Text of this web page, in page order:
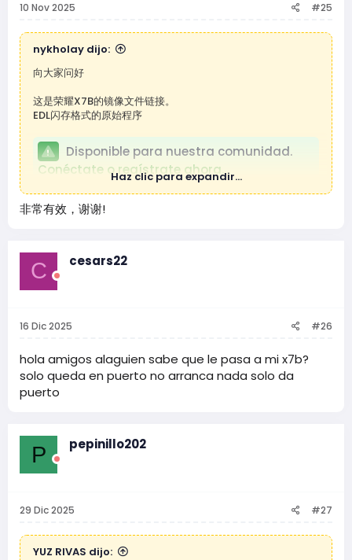
10 Nov 2025 #25
nykholay dijo:
向大家问好
这是荣耀X7B的镜像文件链接。
EDL闪存格式的原始程序
Disponible para nuestra comunidad.
Conéctate o regístrate ahora.
备用链接：
Haz clic para expandir...
非常有效，谢谢!
C cesars22
16 Dic 2025 #26
hola amigos alaguien sabe que le pasa a mi x7b?
solo queda en puerto no arranca nada solo da
puerto
P pepinillo202
29 Dic 2025 #27
YUZ RIVAS dijo: